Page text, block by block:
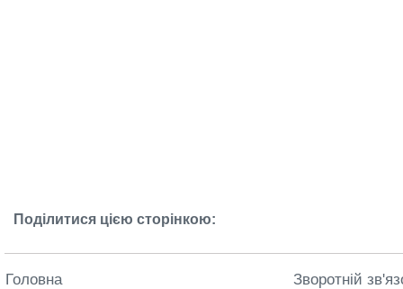
Поділитися цією сторінкою:
Головна
Зворотній